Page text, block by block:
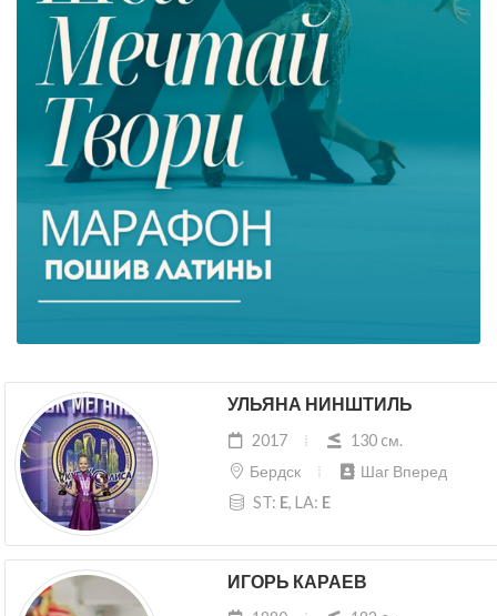
УЛЬЯНА НИНШТИЛЬ
2017
130 cм.
Бердск
Шаг Вперед
ST: E, LA: E
ИГОРЬ КАРАЕВ